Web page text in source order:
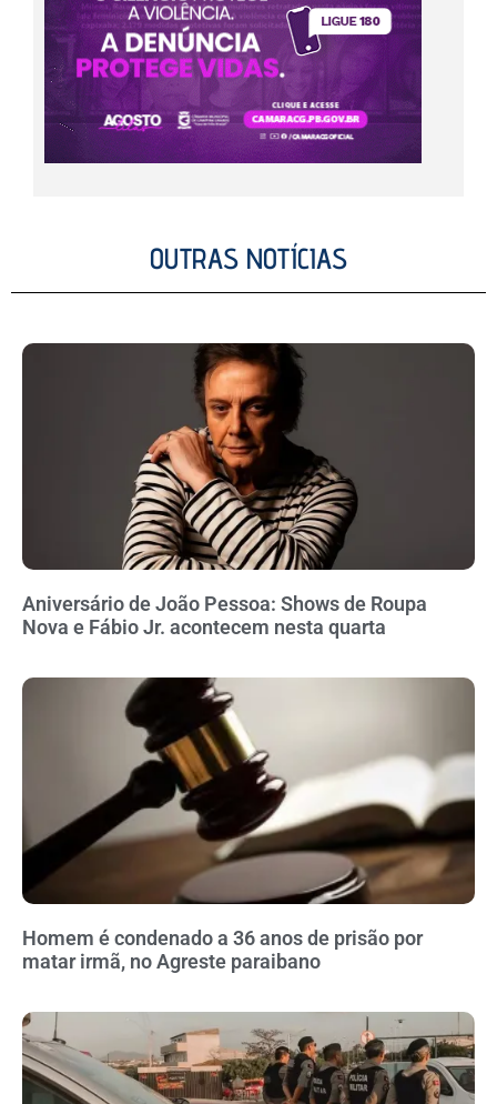
OUTRAS NOTÍCIAS
Aniversário de João Pessoa: Shows de Roupa
Nova e Fábio Jr. acontecem nesta quarta
Homem é condenado a 36 anos de prisão por
matar irmã, no Agreste paraibano